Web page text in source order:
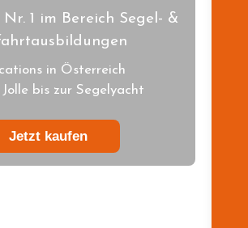
1 im Bereich Segel- &
in Österreich
bis zur Segelyacht
Jetzt kaufen